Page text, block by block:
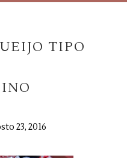
TIPO
23, 2016